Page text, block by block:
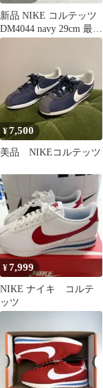
新品 NIKE コルテッツ
DM4044 navy 29cm 最終
価格
¥7,500
美品 NIKEコルテッツ
¥7,999
NIKE ナイキ コルテ
ッツ